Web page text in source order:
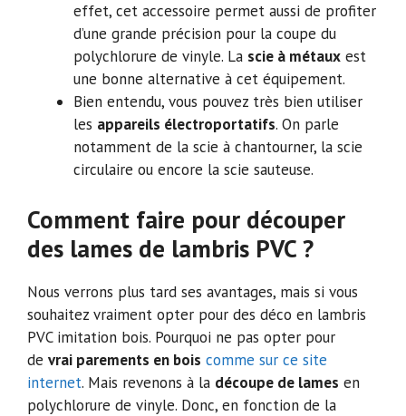
effet, cet accessoire permet aussi de profiter
d’une grande précision pour la coupe du
polychlorure de vinyle. La scie à métaux est
une bonne alternative à cet équipement.
Bien entendu, vous pouvez très bien utiliser
les appareils électroportatifs. On parle
notamment de la scie à chantourner, la scie
circulaire ou encore la scie sauteuse.
Comment faire pour découper
des lames de lambris PVC ?
Nous verrons plus tard ses avantages, mais si vous
souhaitez vraiment opter pour des déco en lambris
PVC imitation bois. Pourquoi ne pas opter pour
de vrai parements en bois comme sur ce site
internet. Mais revenons à la découpe de lames en
polychlorure de vinyle. Donc, en fonction de la